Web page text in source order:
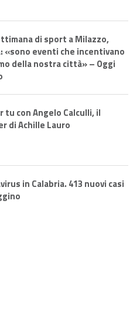
di sport a Milazzo,
«sono eventi che incentivano
della nostra città» – Oggi
tu con Angelo Calculli, il
di Achille Lauro
in Calabria. 413 nuovi casi